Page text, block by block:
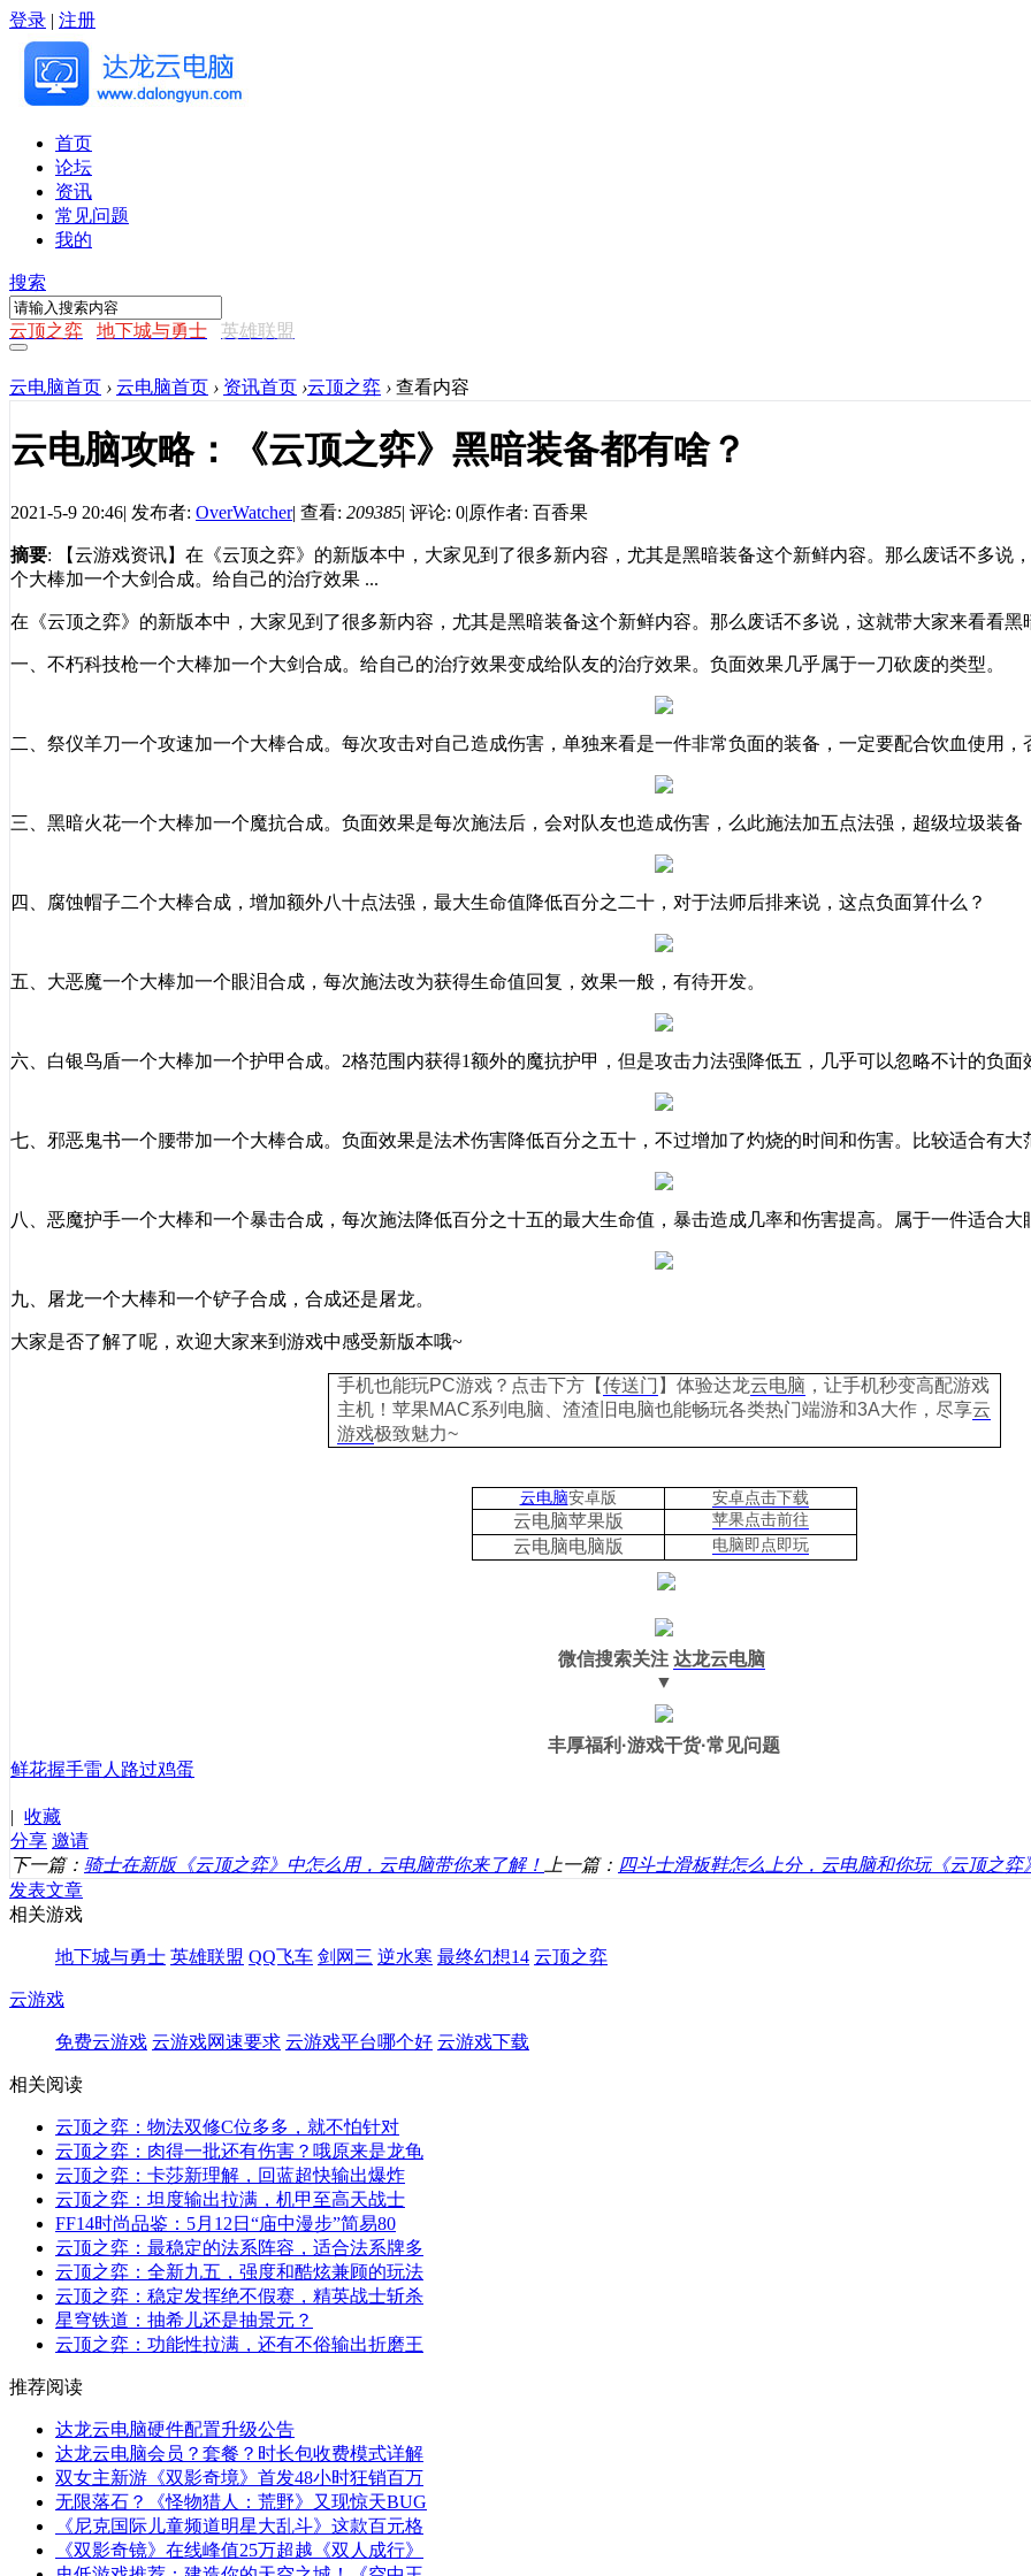
登录 | 注册
首页
论坛
资讯
常见问题
我的
搜索
云顶之弈 地下城与勇士 英雄联盟
云电脑首页 › 云电脑首页 › 资讯首页 ›云顶之弈 › 查看内容
云电脑攻略：《云顶之弈》黑暗装备都有啥？
2021-5-9 20:46| 发布者: OverWatcher| 查看: 209385| 评论: 0|原作者: 百香果
摘要: 【云游戏资讯】在《云顶之弈》的新版本中，大家见到了很多新内容，尤其是黑暗装备这个新鲜内容。那么废话不多说
个大棒加一个大剑合成。给自己的治疗效果 ...
在《云顶之弈》的新版本中，大家见到了很多新内容，尤其是黑暗装备这个新鲜内容。那么废话不多说，这就带大家来看看黑
一、不朽科技枪一个大棒加一个大剑合成。给自己的治疗效果变成给队友的治疗效果。负面效果几乎属于一刀砍废的类型。
二、祭仪羊刀一个攻速加一个大棒合成。每次攻击对自己造成伤害，单独来看是一件非常负面的装备，一定要配合饮血使用，
三、黑暗火花一个大棒加一个魔抗合成。负面效果是每次施法后，会对队友也造成伤害，么此施法加五点法强，超级垃圾装
四、腐蚀帽子二个大棒合成，增加额外八十点法强，最大生命值降低百分之二十，对于法师后排来说，这点负面算什么？
五、大恶魔一个大棒加一个眼泪合成，每次施法改为获得生命值回复，效果一般，有待开发。
六、白银鸟盾一个大棒加一个护甲合成。 2格范围内获得1额外的魔抗护甲，但是攻击力法强降低五，几乎可以忽略不计的负面
七、邪恶鬼书一个腰带加一个大棒合成。负面效果是法术伤害降低百分之五十，不过增加了灼烧的时间和伤害。比较适合有
八、恶魔护手一个大棒和一个暴击合成，每次施法降低百分之十五的最大生命值，暴击造成几率和伤害提高。属于一件适合大
九、屠龙一个大棒和一个铲子合成，合成还是屠龙。
大家是否了解了呢，欢迎大家来到游戏中感受新版本哦~
手机也能玩PC游戏？点击下方【传送门 】 体验达龙云电脑 ，让手机秒变高配游戏
主机！苹果MAC系列电脑、 渣渣旧电脑也能畅玩各类热门端游和3A大作， 尽享云
游戏极致魅力~
云电脑安卓版 安卓点击下载
云电脑苹果版 苹果点击前往
云电脑电脑版 电脑即点即玩
微信搜索关注 达龙云电脑
▼
丰厚福利 ·游戏干货·常见问题
鲜花握手雷人 路过鸡蛋
| 收藏
分享 邀请
下一篇： 骑士在新版《云顶之弈》中怎么用，云电脑带你来了解！ 上一篇： 四斗士滑板鞋怎么上分，云电脑和你玩《云顶之弈
发表文章
相关游戏
地下城与勇士 英雄联盟 QQ飞车 剑网三 逆水寒 最终幻想14 云顶之弈
云游戏
免费云游戏 云游戏网速要求 云游戏平台哪个好 云游戏下载
相关阅读
云顶之弈：物法双修C位多多，就不怕针对
云顶之弈：肉得一批还有伤害？哦原来是龙龟
云顶之弈：卡莎新理解，回蓝超快输出爆炸
云顶之弈：坦度输出拉满，机甲至高天战士
FF14时尚品鉴：5月12日“庙中漫步”简易80
云顶之弈：最稳定的法系阵容，适合法系牌多
云顶之弈：全新九五，强度和酷炫兼顾的玩法
云顶之弈：稳定发挥绝不假赛，精英战士斩杀
星穹铁道：抽希儿还是抽景元？
云顶之弈：功能性拉满，还有不俗输出折磨王
推荐阅读
达龙云电脑硬件配置升级公告
达龙云电脑会员？套餐？时长包收费模式详解
双女主新游《双影奇境》首发48小时狂销百万
无限落石？《怪物猎人：荒野》又现惊天BUG
《尼克国际儿童频道明星大乱斗》这款百元格
《双影奇镜》在线峰值25万超越《双人成行》